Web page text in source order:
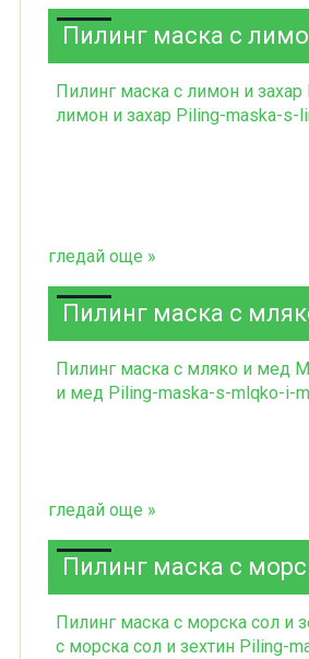
Пилинг маска с
Пилинг маска с лимон и захар
лимон и захар Piling-maska-s-
гледай още »
Пилинг маска с
Пилинг маска с мляко и мед
и мед Piling-maska-s-mlqko-i-
гледай още »
Пилинг маска с морска сол
Пилинг маска сморска сол и
с морска сол и зехтинPiling-